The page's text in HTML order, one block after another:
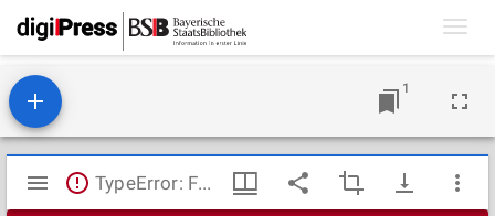
1
Mirador
TypeError: Failed to fetch